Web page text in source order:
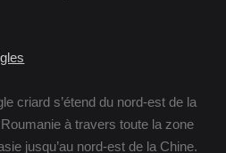
criard s’étend du nord-est de la
à travers toute la zone
jusqu’au nord-est de la Chine.